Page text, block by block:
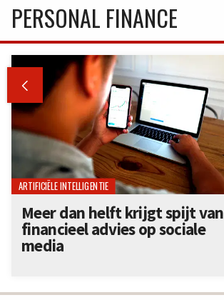
PERSONAL FINANCE

ARTIFICIËLE INTELLIGENTIE
Meer dan helft krijgt spijt van
financieel advies op sociale
media